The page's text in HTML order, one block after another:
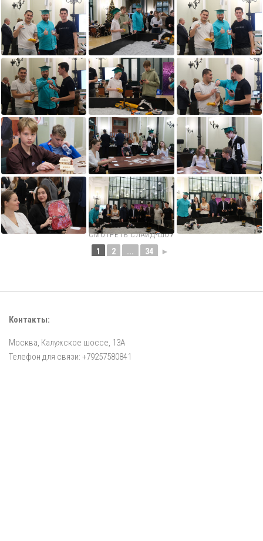
СМОТРЕТЬ СЛАЙД-ШОУ
1 2 ... 34 ►
Контакты:
Москва, Калужское шоссе, 13А
Телефон для связи: +79257580841